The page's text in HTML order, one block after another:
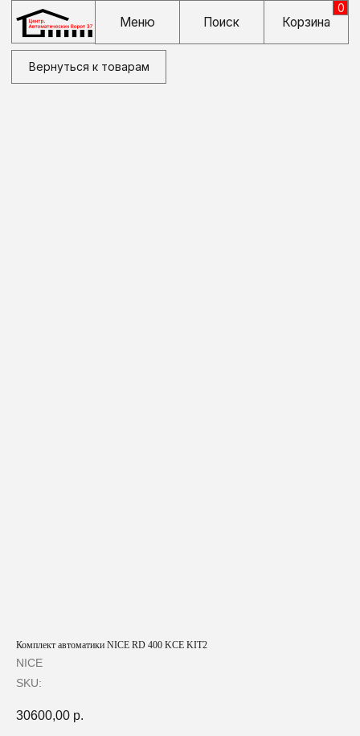
Корзина
Вернуться к товарам
Комплект автоматики NICE RD 400 KCE KIT2
NICE
SKU:
30600,00 р.